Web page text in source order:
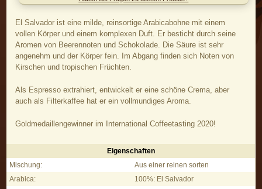
El Salvador ist eine milde, reinsortige Arabicabohne mit einem
vollen Körper und einem komplexen Duft. Er besticht durch seine
Aromen von Beerennoten und Schokolade. Die Säure ist sehr
angenehm und der Körper fein. Im Abgang finden sich Noten von
Kirschen und tropischen Früchten.
Als Espresso extrahiert, entwickelt er eine schöne Crema, aber
auch als Filterkaffee hat er ein vollmundiges Aroma.
Goldmedaillengewinner im International Coffeetasting 2020!
El Salvador - Eigenschaften
Eigenschaften
Mischung:
Aus einer reinen sorten
Arabica:
100%: El Salvador